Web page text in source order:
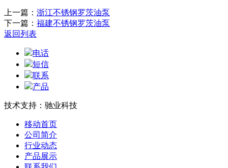
上一篇： 浙江不锈钢罗茨油泵
下一篇： 福建不锈钢罗茨油泵
返回列表
电话
短信
联系
产品
技术支持：驰业科技
移动首页
公司简介
行业动态
产品展示